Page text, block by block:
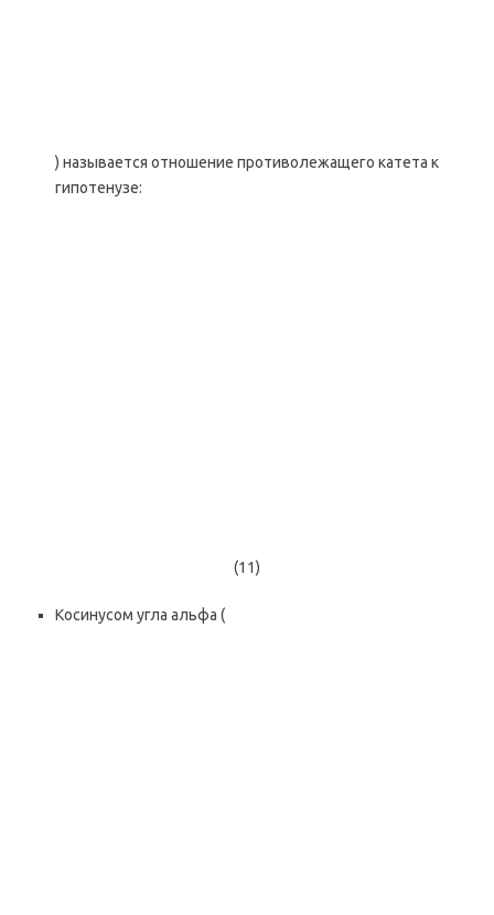
) называется отношение противолежащего катета к
гипотенузе:
(11)
Косинусом угла альфа (